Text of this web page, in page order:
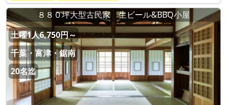
８８０坪大型古民家 生ビール&BBQ小屋
土曜1人6,750円～
千葉・富津・鋸南
20名迄